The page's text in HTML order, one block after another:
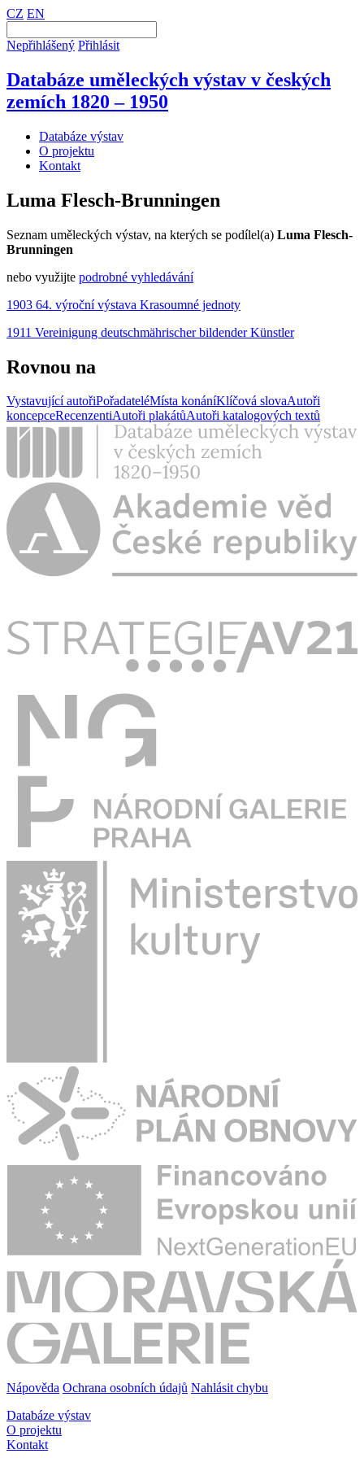
CZ EN
Nepřihlášený Přihlásit
Databáze uměleckých výstav v českých
zemích 1820 – 1950
Databáze výstav
O projektu
Kontakt
Luma Flesch-Brunningen
Seznam uměleckých výstav, na kterých se podílel(a) Luma Flesch-
Brunningen
nebo využijte podrobné vyhledávání
1903 64. výroční výstava Krasoumné jednoty
1911 Vereinigung deutschmährischer bildender Künstler
Rovnou na
Vystavující autořiPořadateléMísta konáníKlíčová slovaAutoři
koncepceRecenzentiAutoři plakátůAutoři katalogových textů
Nápověda Ochrana osobních údajů Nahlásit chybu
Databáze výstav
O projektu
Kontakt